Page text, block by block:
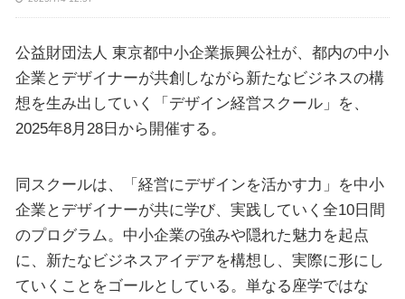
公益財団法人 東京都中小企業振興公社が、都内の中小
企業とデザイナーが共創しながら新たなビジネスの構
想を生み出していく「デザイン経営スクール」を、
2025年8月28日から開催する。
同スクールは、「経営にデザインを活かす力」を中小
企業とデザイナーが共に学び、実践していく全10日間
のプログラム。中小企業の強みや隠れた魅力を起点
に、新たなビジネスアイデアを構想し、実際に形にし
ていくことをゴールとしている。単なる座学ではな